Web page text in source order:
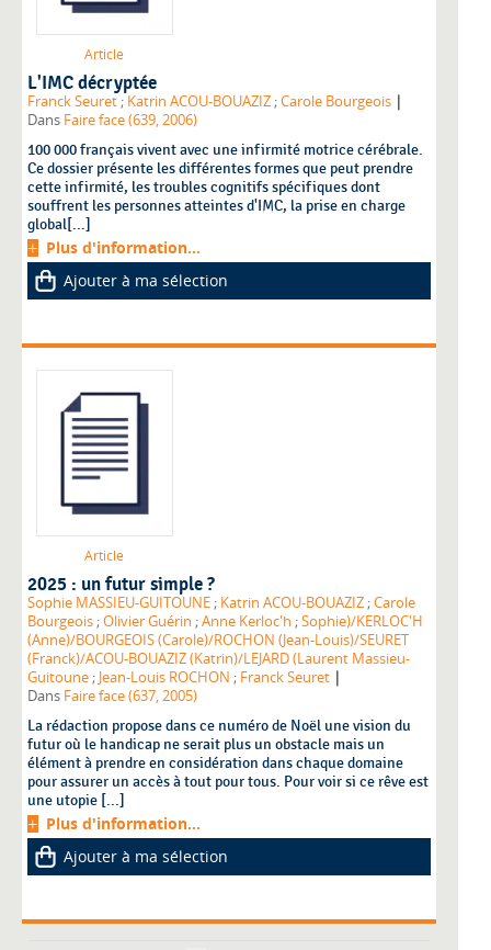
Article
L'IMC décryptée
Franck Seuret ; Katrin ACOU-BOUAZIZ ;Carole Bourgeois |
Dans Faire face (639, 2006)
100 000 français vivent avec une infirmité motrice cérébrale.
Ce dossier présente les différentes formes que peut prendre
cette infirmité, les troubles cognitifs spécifiques dont
souffrent les personnes atteintes d'IMC, la prise en charge
global[...]
Plus d'information...
Ajouter à ma sélection
Article
2025 : un futur simple ?
Sophie MASSIEU-GUITOUNE ; Katrin ACOU-BOUAZIZ ;Carole
Bourgeois ;Olivier Guérin ;Anne Kerloc'h ;Sophie)/KERLOC'H
(Anne)/BOURGEOIS (Carole)/ROCHON (Jean-Louis)/SEURET
(Franck)/ACOU-BOUAZIZ (Katrin)/LEJARD (Laurent Massieu-
Guitoune ; Jean-Louis ROCHON ; Franck Seuret |
Dans Faire face (637, 2005)
La rédaction propose dans ce numéro de Noël une vision du
futur où le handicap ne serait plus un obstacle mais un
élément à prendre en considération dans chaque domaine
pour assurer un accès à tout pour tous. Pour voir si ce rêve est
une utopie [...]
Plus d'information...
Ajouter à ma sélection